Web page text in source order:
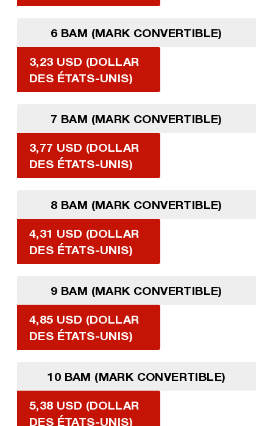
6 BAM (MARK CONVERTIBLE)
3,23 USD (DOLLAR
DES ÉTATS-UNIS)
7 BAM (MARK CONVERTIBLE)
3,77 USD (DOLLAR
DES ÉTATS-UNIS)
8 BAM (MARK CONVERTIBLE)
4,31 USD (DOLLAR
DES ÉTATS-UNIS)
9 BAM (MARK CONVERTIBLE)
4,85 USD (DOLLAR
DES ÉTATS-UNIS)
10 BAM (MARK CONVERTIBLE)
5,38 USD (DOLLAR
DES ÉTATS-UNIS)